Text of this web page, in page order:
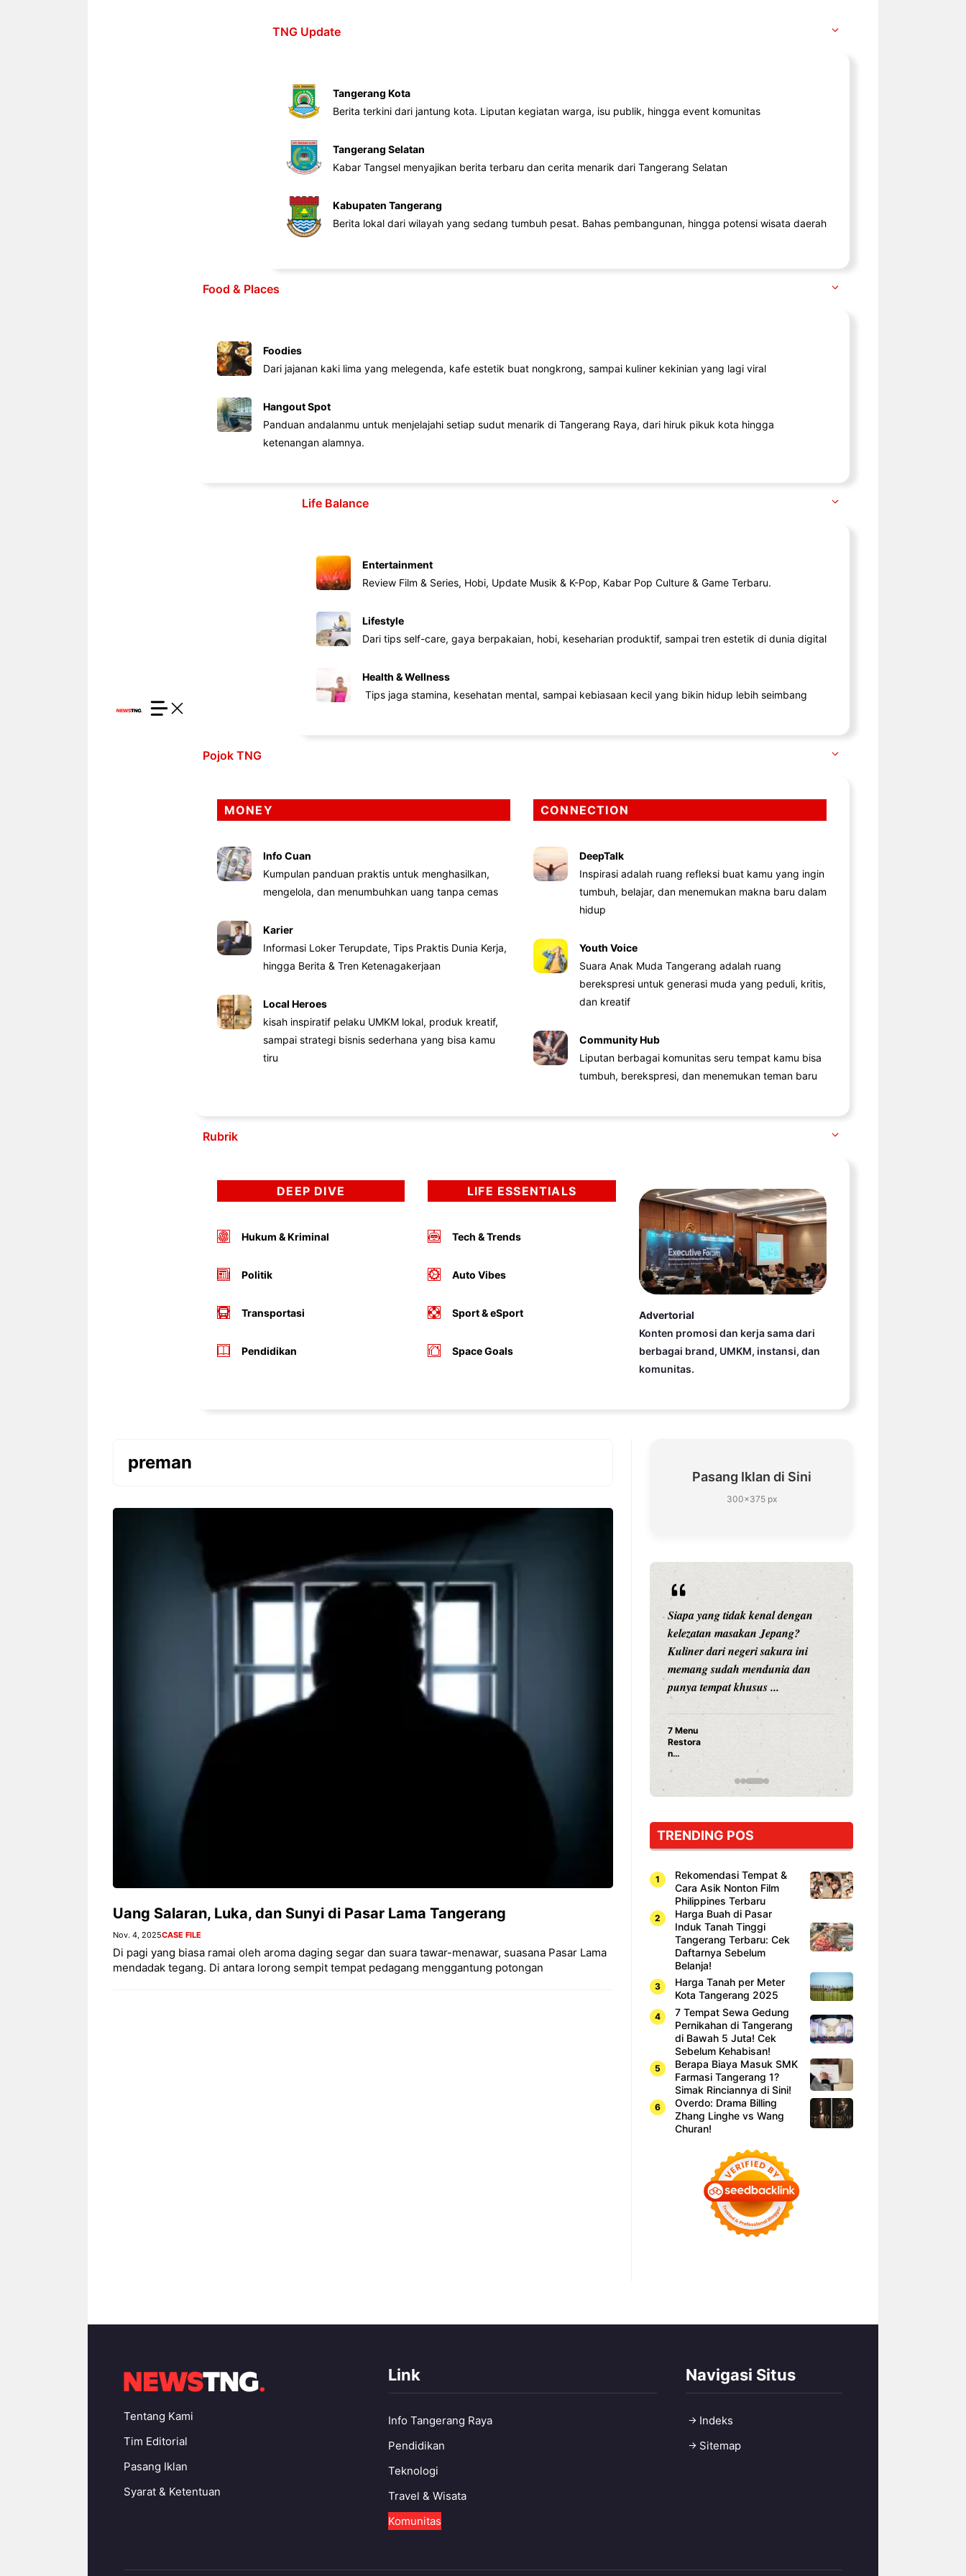
TNG Update
Tangerang Kota
Berita terkini dari jantung kota. Liputan kegiatan warga, isu publik, hingga event komunitas
Tangerang Selatan
Kabar Tangsel menyajikan berita terbaru dan cerita menarik dari Tangerang Selatan
Kabupaten Tangerang
Berita lokal dari wilayah yang sedang tumbuh pesat. Bahas pembangunan, hingga potensi wisata daerah
Food & Places
Foodies
Dari jajanan kaki lima yang melegenda, kafe estetik buat nongkrong, sampai kuliner kekinian yang lagi viral
Hangout Spot
Panduan andalanmu untuk menjelajahi setiap sudut menarik di Tangerang Raya, dari hiruk pikuk kota hingga
ketenangan alamnya.
Life Balance
Entertainment
Review Film & Series, Hobi, Update Musik & K-Pop, Kabar Pop Culture & Game Terbaru.
Lifestyle
Dari tips self-care, gaya berpakaian, hobi, keseharian produktif, sampai tren estetik di dunia digital
Health & Wellness
Tips jaga stamina, kesehatan mental, sampai kebiasaan kecil yang bikin hidup lebih seimbang
Pojok TNG
MONEY
Info Cuan
Kumpulan panduan praktis untuk menghasilkan,
mengelola, dan menumbuhkan uang tanpa cemas
Karier
Informasi Loker Terupdate, Tips Praktis Dunia Kerja,
hingga Berita & Tren Ketenagakerjaan
Local Heroes
kisah inspiratif pelaku UMKM lokal, produk kreatif,
sampai strategi bisnis sederhana yang bisa kamu
tiru
CONNECTION
DeepTalk
Inspirasi adalah ruang refleksi buat kamu yang ingin
tumbuh, belajar, dan menemukan makna baru dalam
hidup
Youth Voice
Suara Anak Muda Tangerang adalah ruang
berekspresi untuk generasi muda yang peduli, kritis,
dan kreatif
Community Hub
Liputan berbagai komunitas seru tempat kamu bisa
tumbuh, berekspresi, dan menemukan teman baru
Rubrik
DEEP DIVE
Hukum & Kriminal
Politik
Transportasi
Pendidikan
LIFE ESSENTIALS
Tech & Trends
Auto Vibes
Sport & eSport
Space Goals
Advertorial
Konten promosi dan kerja sama dari
berbagai brand, UMKM, instansi, dan
komunitas.
preman
Uang Salaran, Luka, dan Sunyi di Pasar Lama Tangerang
Nov. 4, 2025CASE FILE
Di pagi yang biasa ramai oleh aroma daging segar dan suara tawar-menawar, suasana Pasar Lama
mendadak tegang. Di antara lorong sempit tempat pedagang menggantung potongan
Pasang Iklan di Sini
300×375 px
Bandung – Menyambut pergantian
eat Kakkoii All You Can Eat
Bandung menghadirkan
penawaran spesial ...
Pernah gak sih kamu mulai
peluang bisnis yang
Dari Iseng Jadi Cuan: Kisah
TUM_ATUL yang Ubah
Hampers Jadi Bisnis Kece
Siapa yang tidak kenal dengan
kelezatan masakan Jepang?
Kuliner dari negeri sakura ini
memang sudah mendunia dan
punya tempat khusus ...
7 Menu
Restora
n
yang
Dicoba,
Cuma
Sushi!
TRENDING POS
Rekomendasi Tempat &
Cara Asik Nonton Film
Philippines Terbaru
Harga Buah di Pasar
Induk Tanah Tinggi
Tangerang Terbaru: Cek
Daftarnya Sebelum
Belanja!
Harga Tanah per Meter
Kota Tangerang 2025
7 Tempat Sewa Gedung
Pernikahan di Tangerang
di Bawah 5 Juta! Cek
Sebelum Kehabisan!
Berapa Biaya Masuk SMK
Farmasi Tangerang 1?
Simak Rinciannya di Sini!
Overdo: Drama Billing
Zhang Linghe vs Wang
Churan!
Tentang Kami
Tim Editorial
Pasang Iklan
Syarat & Ketentuan
Link
Info Tangerang Raya
Pendidikan
Teknologi
Travel & Wisata
Komunitas
Navigasi Situs
Indeks
Sitemap